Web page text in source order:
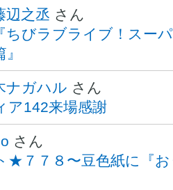
辺之丞 さん
ちびラブライブ！スー
ナガハル さん
ア142来場感謝
さん
★７７８〜豆色紙に『